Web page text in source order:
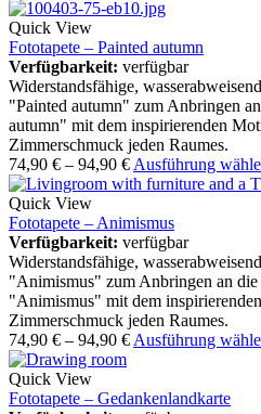
Quick View
Fototapete – Painted autumn
Verfügbarkeit: verfügbar
Widerstandsfähige,
"Painted autumn" zum Anbringen
autumn" mit dem inspirierenden
Zimmerschmuck jeden Raumes.
74,90 € – 94,90 € Ausführung
Quick View
Fototapete – Animismus
Verfügbarkeit: verfügbar
Widerstandsfähige,
"Animismus" zum Anbringen an die
"Animismus" mit dem
Zimmerschmuck jeden Raumes.
74,90 € – 94,90 € Ausführung
Quick View
Fototapete – Gedankenlandkarte